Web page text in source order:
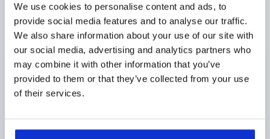
We use cookies to personalise content and ads, to
provide social media features and to analyse our traffic.
We also share information about your use of our site with
our social media, advertising and analytics partners who
may combine it with other information that you’ve
provided to them or that they’ve collected from your use
of their services.
BOTÓN ESFÉRICO DIN319 D1=50, FORMA:K CON
AGUJERO DE REFERENCIA D=20, ACERO INOXIDABLE
1.4301 PULIDO
PROFUNDIDAD DE PERFORACIÓN=32
FORMA=K